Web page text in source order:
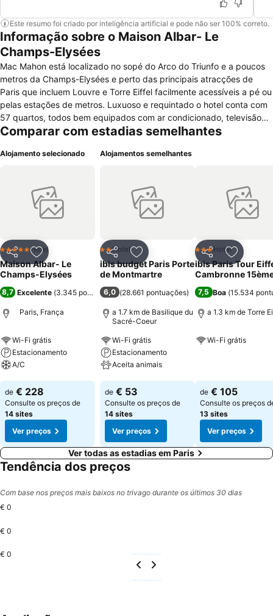
Este resumo foi criado por inteligência artificial e pode não ser 100% correto.
Informação sobre o Maison Albar- Le
Champs-Elysées
Mac Mahon está localizado no sopé do Arco do Triunfo e a poucos
metros da Champs-Elysées e perto das principais atracções de
Paris que incluem Louvre e Torre Eiffel facilmente acessíveis a pé ou
pelas estações de metros. Luxuoso e requintado o hotel conta com
57 quartos, todos bem equipados com ar condicionado, televisão
via satélite, cofre, acesso à internet Wi-Fi, frigobar, cofre, casa de
passar e mesa de escritório. As facilidades incluem ainda um hall de
quente, salas de negócios, lavandaria, serviço de quarto,
assistência turística e internet sem fio nas áreas comuns. Perfeito
para uma estadia maravilhosa com serviços de qualidade
Comparar com estadias semelhantes
Alojamento selecionado
PartilharAdicionar aos favoritos
5 EstrelasHotel
Maison Albar- Le
Champs-Elysées
8,7 Excelente (3.345 pontuações)
Paris, França
Wi-Fi grátis
Estacionamento
A/C
Ver preços
de € 228
Consulte os preços de
14 sites
Ver preços
Alojamentos semelhantes
PartilharAdicionar aos favoritos
2 Estrelas
Hotel
ibis budget Paris Porte
de Montmartre
6,0 (28.661 pontuações)
a 1.7 km de Basilique du
Sacré-Coeur
Wi-Fi grátis
Estacionamento
Aceita animais
Ver preços
de € 53
Consulte os preços de
14 sites
Ver preços
Partilhar
3 Estrelas
Hotel
ibis Paris Tour
Cambronne
7,5 Boa (15.534
a 1.3 km de Torre
Wi-Fi grátis
de € 105
Consulte os preços
13 sites
Ver preços
Ver todas as estadias em Paris
Tendência dos preços
Com base nos preços mais baixos no trivago durante os últimos 30 dias
€ 0
€ 0
€ 0